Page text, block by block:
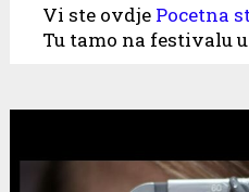
Vi ste ovdje Pocetna
Tu tamo na festivalu